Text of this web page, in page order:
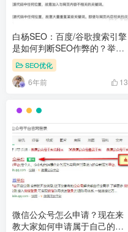
白杨SEO：百度/谷歌搜索引擎
是如何判断SEO作弊的？举例
说明SEO优化
6年前 13
微信公众号怎么申请？现在来
教大家如何申请属于自己的公